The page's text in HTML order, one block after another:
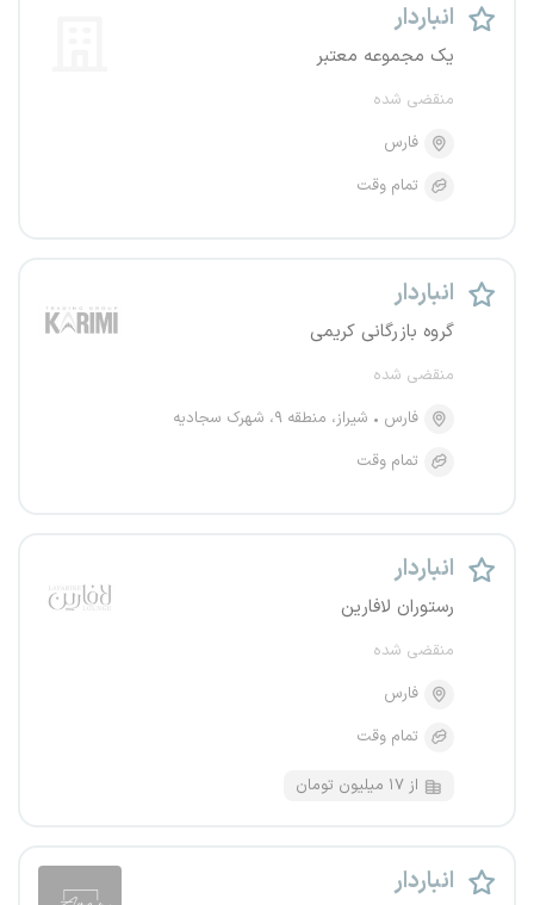
انباردار
یک مجموعه معتبر
منقضی شده
فارس
تمام وقت
انباردار
گروه بازرگانی کریمی
منقضی شده
فارس
شیراز، منطقه ۹، شهرک سجادیه
تمام وقت
انباردار
رستوران لافارین
منقضی شده
فارس
تمام وقت
از ۱۷ میلیون تومان
انباردار